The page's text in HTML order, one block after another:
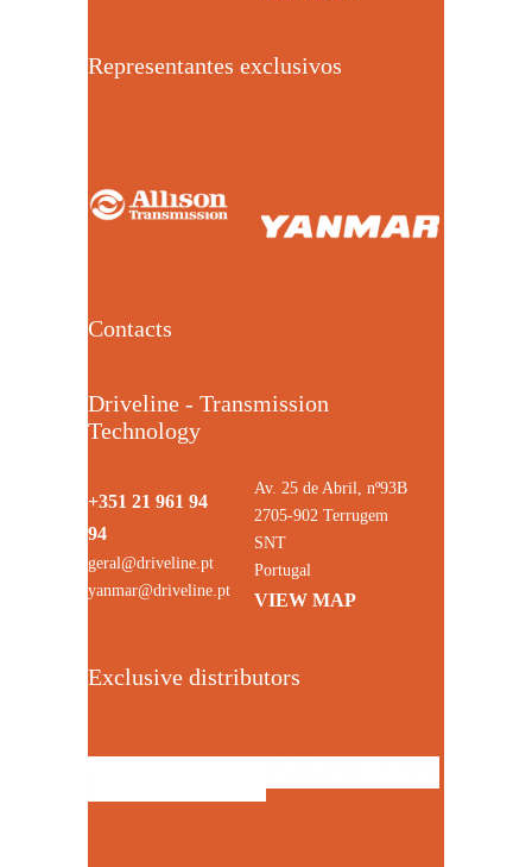
Representantes exclusivos
Contacts
Driveline - Transmission
Technology
+351 21 961 94
94
geral@driveline.pt
yanmar@driveline.pt
Av. 25 de Abril, nº93B
2705-902 Terrugem
SNT
Portugal
VIEW MAP
Exclusive distributors